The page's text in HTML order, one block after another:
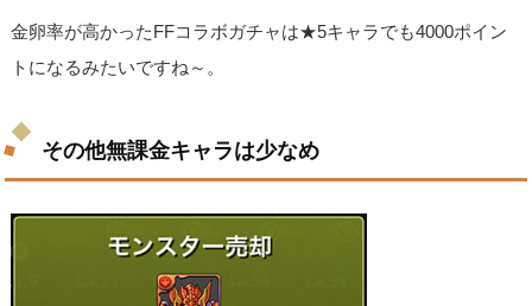
金卵率が高かったFFコラボガチャは★5キャラでも4000ポイン
トになるみたいですね～。
その他無課金キャラは少なめ